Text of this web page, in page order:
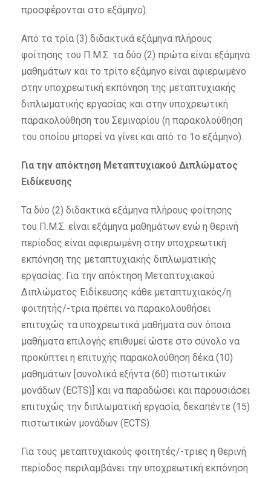
προσφέρονται στο εξάμηνο).
Από τα τρία (3) διδακτικά εξάμηνα πλήρους
φοίτησης του Π.Μ.Σ. τα δύο (2) πρώτα είναι εξάμηνα
μαθημάτων και το τρίτο εξάμηνο είναι αφιερωμένο
στην υποχρεωτική εκπόνηση της μεταπτυχιακής
διπλωματικής εργασίας και στην υποχρεωτική
παρακολούθηση του Σεμιναρίου (η παρακολούθηση
του οποίου μπορεί να γίνει και από το 1ο εξάμηνο).
Για την απόκτηση Μεταπτυχιακού Διπλώματος
Ειδίκευσης
Τα δύο (2) διδακτικά εξάμηνα πλήρους φοίτησης
του Π.Μ.Σ. είναι εξάμηνα μαθημάτων ενώ η θερινή
περίοδος είναι αφιερωμένη στην υποχρεωτική
εκπόνηση της μεταπτυχιακής διπλωματικής
εργασίας. Για την απόκτηση Μεταπτυχιακού
Διπλώματος Ειδίκευσης κάθε μεταπτυχιακός/η
φοιτητής/-τρια πρέπει να παρακολουθήσει
επιτυχώς τα υποχρεωτικά μαθήματα συν όποια
μαθήματα επιλογής επιθυμεί ώστε στο σύνολο να
προκύπτει η επιτυχής παρακολούθηση δέκα (10)
μαθημάτων [συνολικά εξήντα (60) πιστωτικών
μονάδων (ECTS)] και να παραδώσει και παρουσιάσει
επιτυχώς την διπλωματική εργασία, δεκαπέντε (15)
πιστωτικών μονάδων (ECTS).
Για τους μεταπτυχιακούς φοιτητές/-τριες η θερινή
περίοδος περιλαμβάνει την υποχρεωτική εκπόνηση